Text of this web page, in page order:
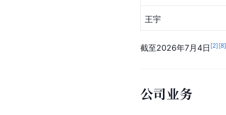
王宇
截至2026年7月4日 [2] [8]
公司业务